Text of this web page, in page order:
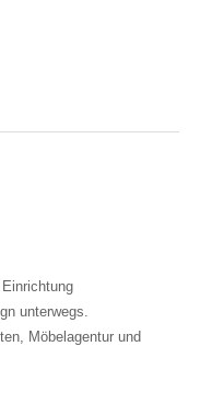
unterwegs.
Möbelagentur und